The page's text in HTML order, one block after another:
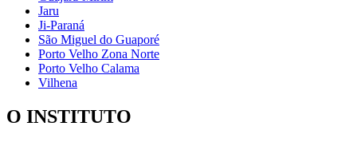
Jaru
Ji-Paraná
São Miguel do Guaporé
Porto Velho Zona Norte
Porto Velho Calama
Vilhena
O INSTITUTO